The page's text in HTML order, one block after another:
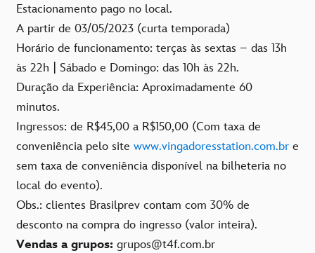
Estacionamento pago no local.
A partir de 03/05/2023 (curta temporada)
Horário de funcionamento: terças às sextas – das 13h
às 22h | Sábado e Domingo: das 10h às 22h.
Duração da Experiência: Aproximadamente 60
minutos.
Ingressos: de R$45,00 a R$150,00 (Com taxa de
conveniência pelo site www.vingadoresstation.com.br e
sem taxa de conveniência disponível na bilheteria no
local do evento).
Obs.: clientes Brasilprev contam com 30% de
desconto na compra do ingresso (valor inteira).
Vendas a grupos: grupos@t4f.com.br